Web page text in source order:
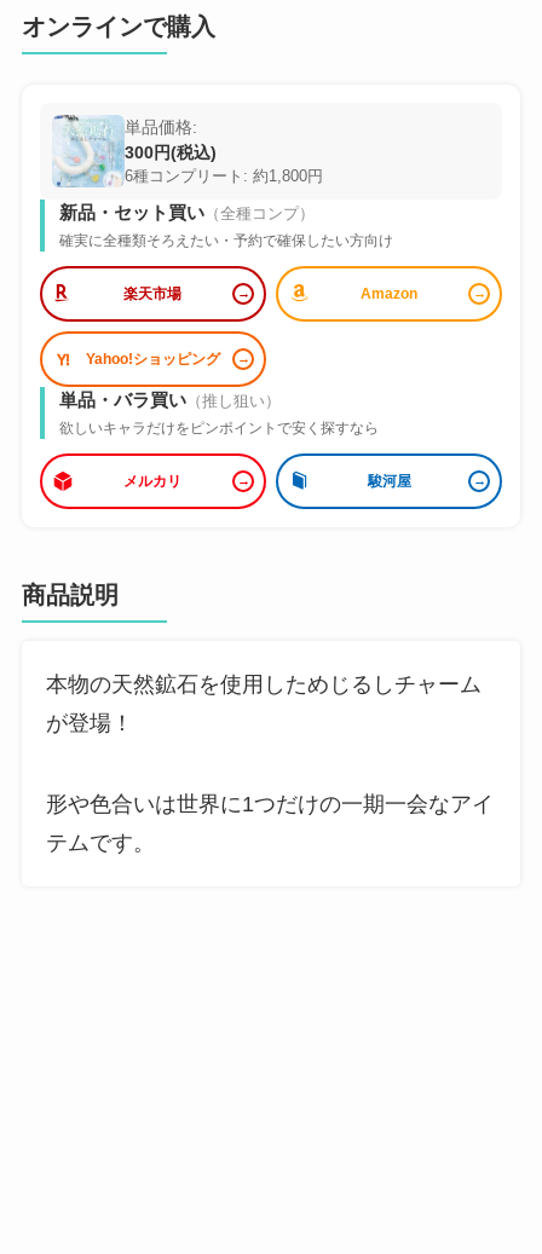
オンラインで購入
単品価格:
300円(税込)
6種コンプリート: 約1,800円
新品・セット買い（全種コンプ）
確実に全種類そろえたい・予約で確保したい方向け
楽天市場 Amazon
Yahoo!ショッピング
単品・バラ買い（推し狙い）
欲しいキャラだけをピンポイントで安く探すなら
メルカリ 駿河屋
商品説明
本物の天然鉱石を使用しためじるしチャーム
が登場！
形や色合いは世界に1つだけの一期一会なアイ
テムです。